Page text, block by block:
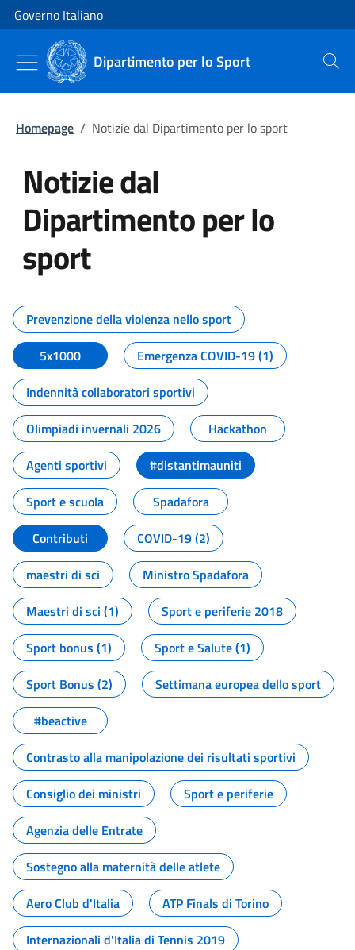
Vai al contenuto
Vai alla navigazione del sito
Governo Italiano
Dipartimento per lo Sport Cerca
Homepage / Notizie dal Dipartimento per lo sport
Notizie dal
Dipartimento per lo
sport
Tutti i contenuti della pagina
Prevenzione della violenza nello sport
5x1000
Emergenza COVID-19 (1)
Indennità collaboratori sportivi
Olimpiadi invernali 2026
Hackathon
Agenti sportivi
#distantimauniti
Sport e scuola
Spadafora
Contributi
COVID-19 (2)
maestri di sci
Ministro Spadafora
Maestri di sci (1)
Sport e periferie 2018
Sport bonus (1)
Sport e Salute (1)
Sport Bonus (2)
Settimana europea dello sport
#beactive
Contrasto alla manipolazione dei risultati sportivi
Consiglio dei ministri
Sport e periferie
Agenzia delle Entrate
Sostegno alla maternità delle atlete
Aero Club d'Italia
ATP Finals di Torino
Internazionali d'Italia di Tennis 2019